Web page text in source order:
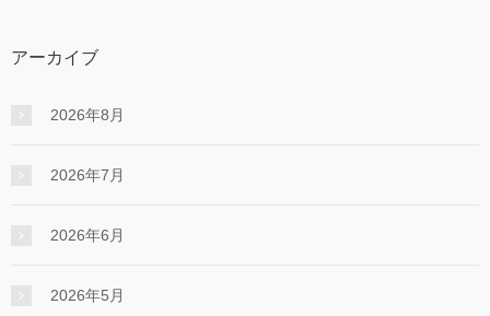
アーカイブ
2026年8月
2026年7月
2026年6月
2026年5月